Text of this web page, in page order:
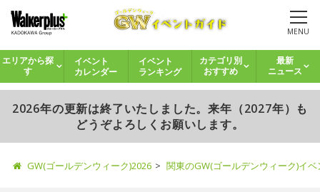
MENU
エリアから探
す
イベント
カレンダー
イベント
ランキング
カテゴリ別
おすすめ
最新
ニュース
2026年の更新は終了いたしました。来年（2027年）も
どうぞよろしくお願いします。
GW(ゴールデンウィーク)2026 関東のGW(ゴールデンウィーク)イ